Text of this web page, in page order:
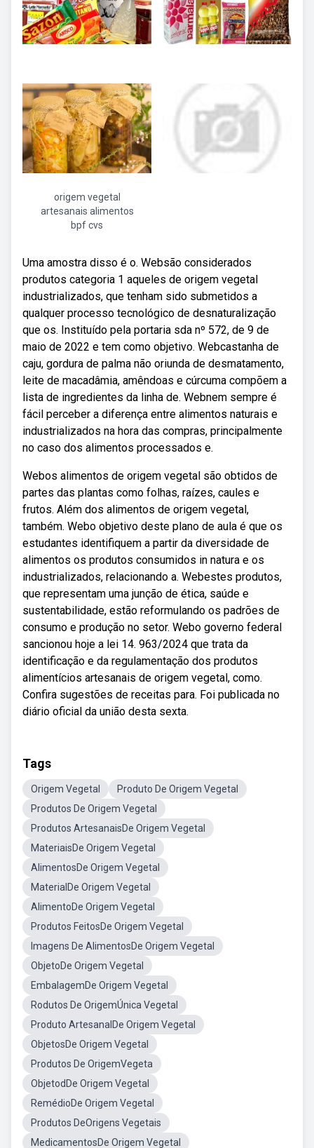
origem vegetal
artesanais alimentos
bpf cvs
Uma amostra disso é o. Websão considerados
produtos categoria 1 aqueles de origem vegetal
industrializados, que tenham sido submetidos a
qualquer processo tecnológico de desnaturalização
que os. Instituído pela portaria sda nº 572, de 9 de
maio de 2022 e tem como objetivo. Webcastanha de
caju, gordura de palma não oriunda de desmatamento,
leite de macadâmia, amêndoas e cúrcuma compõem a
lista de ingredientes da linha de. Webnem sempre é
fácil perceber a diferença entre alimentos naturais e
industrializados na hora das compras, principalmente
no caso dos alimentos processados e.
Webos alimentos de origem vegetal são obtidos de
partes das plantas como folhas, raízes, caules e
frutos. Além dos alimentos de origem vegetal,
também. Webo objetivo deste plano de aula é que os
estudantes identifiquem a partir da diversidade de
alimentos os produtos consumidos in natura e os
industrializados, relacionando a. Webestes produtos,
que representam uma junção de ética, saúde e
sustentabilidade, estão reformulando os padrões de
consumo e produção no setor. Webo governo federal
sancionou hoje a lei 14. 963/2024 que trata da
identificação e da regulamentação dos produtos
alimentícios artesanais de origem vegetal, como.
Confira sugestões de receitas para. Foi publicada no
diário oficial da união desta sexta.
Tags
Origem Vegetal
Produto De Origem Vegetal
Produtos De Origem Vegetal
Produtos ArtesanaisDe Origem Vegetal
MateriaisDe Origem Vegetal
AlimentosDe Origem Vegetal
MaterialDe Origem Vegetal
AlimentoDe Origem Vegetal
Produtos FeitosDe Origem Vegetal
Imagens De AlimentosDe Origem Vegetal
ObjetoDe Origem Vegetal
EmbalagemDe Origem Vegetal
Rodutos De OrigemÚnica Vegetal
Produto ArtesanalDe Origem Vegetal
ObjetosDe Origem Vegetal
Produtos De OrigemVegeta
ObjetodDe Origem Vegetal
RemédioDe Origem Vegetal
Produtos DeOrigens Vegetais
MedicamentosDe Origem Vegetal